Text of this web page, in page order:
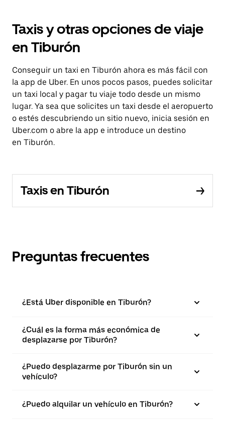
Taxis y otras opciones de viaje
en Tiburón
Conseguir un taxi en Tiburón ahora es más fácil con
la app de Uber. En unos pocos pasos, puedes solicitar
un taxi local y pagar tu viaje todo desde un mismo
lugar. Ya sea que solicites un taxi desde el aeropuerto
o estés descubriendo un sitio nuevo, inicia sesión en
Uber.com o abre la app e introduce un destino
en Tiburón.
Taxis en Tiburón
Preguntas frecuentes
¿Está Uber disponible en Tiburón?
¿Cuál es la forma más económica de
desplazarse por Tiburón?
¿Puedo desplazarme por Tiburón sin un
vehículo?
¿Puedo alquilar un vehículo en Tiburón?